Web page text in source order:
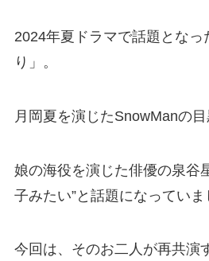
2024年夏ドラマで話題となっ
り」。
月岡夏を演じたSnowManの目
娘の海役を演じた俳優の泉谷
子みたい”と話題になっていま
今回は、そのお二人が再共演